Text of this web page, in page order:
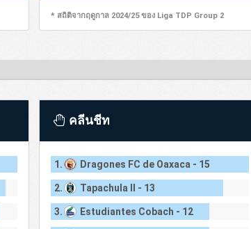
* สถิติจากฤดูกาล 2024/25 ของ Liga TDP Group 2
คลีนชีท
1. Dragones FC de Oaxaca - 15
2. Tapachula II - 13
3. Estudiantes Cobach - 12